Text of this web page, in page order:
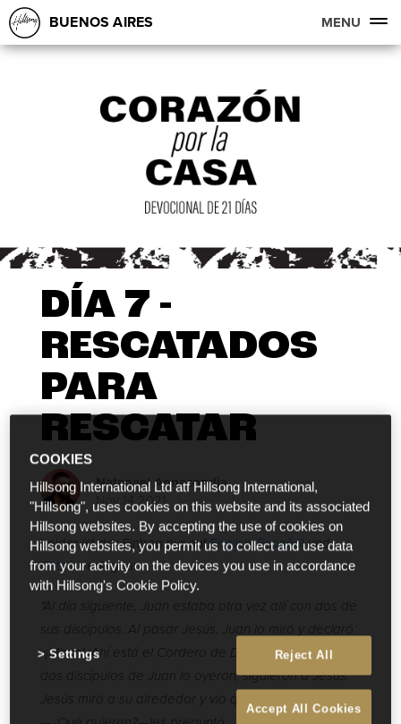
BUENOS AIRES MENU
DÍA 7 -
RESCATADOS
PARA
RESCATAR
Natanael Annacondia
Nov 14 2021
Leider ist der Eintrag nur aufEnglish,Españolund
Catalàverfügbar.
“Al día siguiente, Juan estaba otra vez allí con dos de
sus discípulos. Al pasar Jesús, Juan lo miró y declaró:
«¡Miren! ¡Ahí está el Cordero de Dios!». Cuando los
dos discípulos de Juan lo oyeron, siguieron a Jesús.
Jesús miró a su alrededor y vio que ellos lo seguían.
COOKIES
Hillsong International Ltd atf Hillsong International,
"Hillsong", uses cookies on this website and its associated
Hillsong websites. By accepting the use of cookies on
Hillsong websites, you permit us to collect and use data
from your activity on the devices you use in accordance
with Hillsong's Cookie Policy.
Reject All
Accept All Cookies
Settings